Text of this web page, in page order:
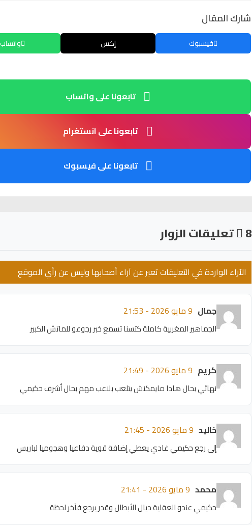
شارك المقال
فيسبوك إكس واتساب
تابعونا على واتساب
تابعونا على انستغرام
تابعونا على فيسبوك
8 تعليقات الزوار
الآراء الواردة في التعليقات تعبر عن آراء أصحابها وليس عن رأي الموقع
جمال 9 مايو 2026 - 21:53
الجماهير المغربية كاملة كتسنا تسمع خبر رجوعو للماتش الكبير
كريم 9 مايو 2026 - 21:49
نهائي بحال هادا مايمكنش يتلعب بلاعب مهم بحال أشرف حكيمي
خاليد 9 مايو 2026 - 21:45
إلى رجع حكيمي غادي يعطي إضافة قوية دفاعيا وهجوميا لباريس
محمد 9 مايو 2026 - 21:41
حكيمي عندو العقلية ديال الأبطال وقدر يرجع فآخر لحظة